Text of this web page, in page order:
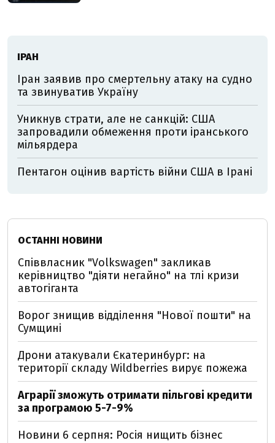
ІРАН
Іран заявив про смертельну атаку на судно
та звинуватив Україну
Уникнув страти, але не санкцій: США
запровадили обмеження проти іранського
мільярдера
Пентагон оцінив вартість війни США в Ірані
ОСТАННІ НОВИНИ
Співвласник "Volkswagen" закликав
керівництво "діяти негайно" на тлі кризи
автогіганта
Ворог знищив відділення "Нової пошти" на
Сумщині
Дрони атакували Єкатеринбург: на
території складу Wildberries вирує пожежа
Аграрії зможуть отримати пільгові кредити
за програмою 5-7-9%
Новини 6 серпня: Росія нищить бізнес